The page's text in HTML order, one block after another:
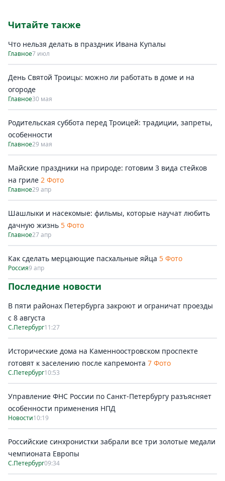
Читайте также
Что нельзя делать в праздник Ивана Купалы
Главное7 июл
День Святой Троицы: можно ли работать в доме и на
огороде
Главное30 мая
Родительская суббота перед Троицей: традиции, запреты,
особенности
Главное29 мая
Майские праздники на природе: готовим 3 вида стейков
на гриле 2 Фото
Главное29 апр
Шашлыки и насекомые: фильмы, которые научат любить
дачную жизнь 5 Фото
Главное27 апр
Как сделать мерцающие пасхальные яйца 5 Фото
Россия9 апр
Последние новости
В пяти районах Петербурга закроют и ограничат проезды
с 8 августа
С.Петербург11:27
Исторические дома на Каменноостровском проспекте
готовят к заселению после капремонта 7 Фото
С.Петербург10:53
Управление ФНС России по Санкт-Петербургу разъясняет
особенности применения НПД
Новости10:19
Российские синхронистки забрали все три золотые медали
чемпионата Европы
С.Петербург09:34